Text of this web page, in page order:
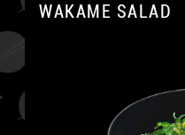
WAKAME SALAD